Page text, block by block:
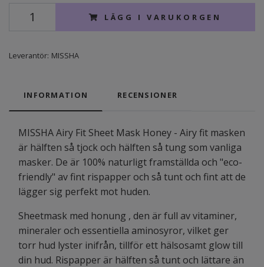
LÄGG I VARUKORGEN
Leverantör: MISSHA
INFORMATION RECENSIONER
MISSHA Airy Fit Sheet Mask Honey - Airy fit masken
är hälften så tjock och hälften så tung som vanliga
masker. De är 100% naturligt framställda och "eco-
friendly" av fint rispapper och så tunt och fint att de
lägger sig perfekt mot huden.
Sheetmask med honung , den är full av vitaminer,
mineraler och essentiella aminosyror, vilket ger
torr hud lyster inifrån, tillför ett hälsosamt glow till
din hud. Rispapper är hälften så tunt och lättare än